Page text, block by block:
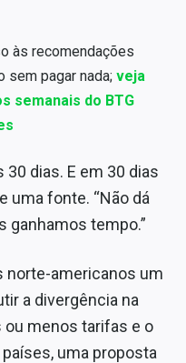
às recomendações
sem pagar nada;veja
semanais do BTG
30 dias. E em 30 dias
uma fonte. “Não dá
ganhamos tempo.”
norte-americanos um
a divergência na
menos tarifas e o
uma proposta